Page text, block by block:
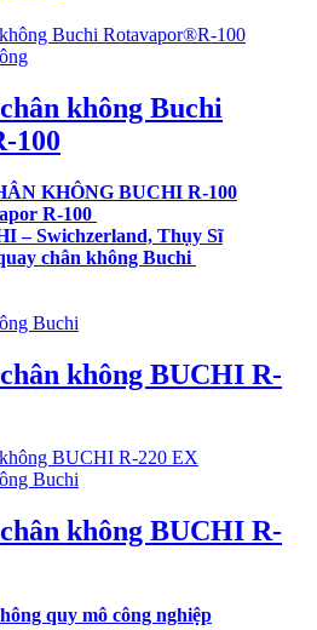
không Buchi
100
KHÔNG BUCHI R-100
R-100
– Swichzerland, Thụy Sĩ
chân không Buchi
Buchi
không BUCHI R-
Buchi
không BUCHI R-
quy mô công nghiệp